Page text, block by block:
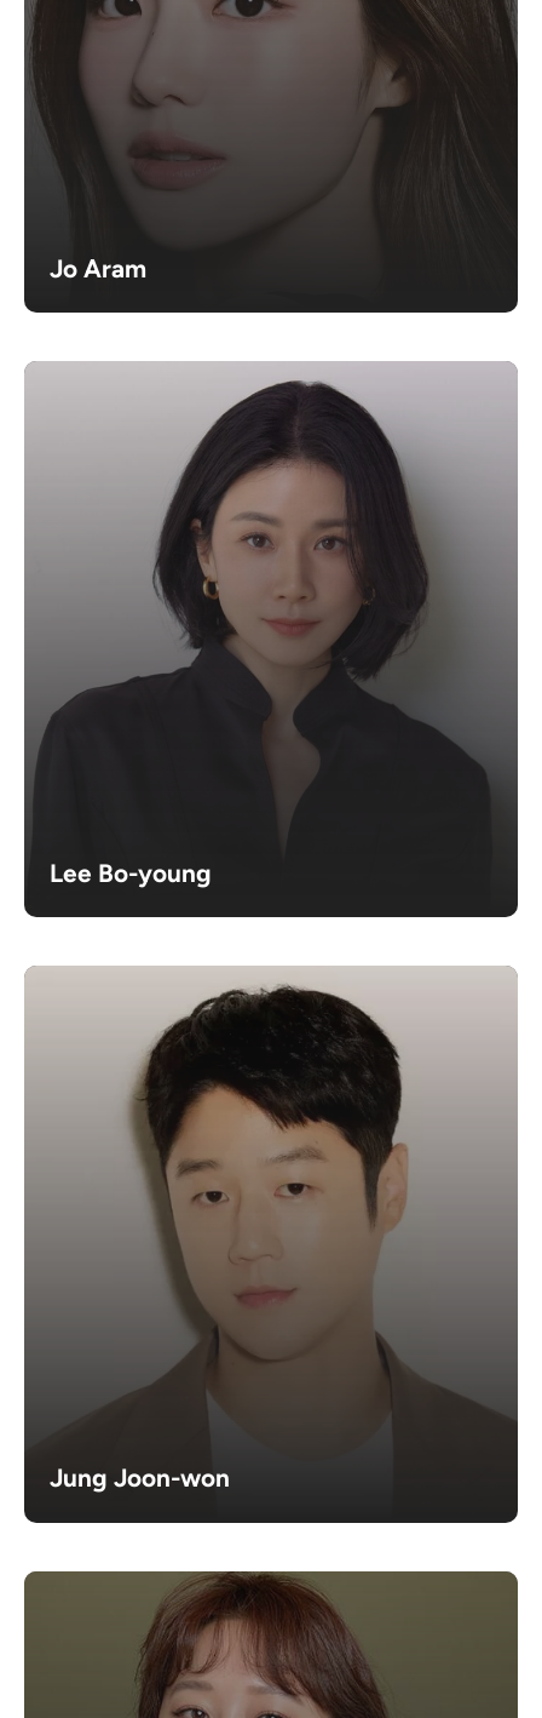
Jo Aram
Lee Bo-young
Jung Joon-won